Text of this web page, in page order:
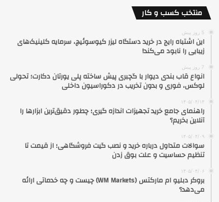
منتخب کسب و کار
5 روز پیش
این اشتباه رایج در خرید دستگاه لیزر کیوسوئیچ، سرمایه کلینیک‌های
زیبایی را نابود می‌کند!
7 روز پیش
انواع قاب بندی دیوار با گچبری پیش ساخته پلی یورتان دکارت؛ تحولی
لوکس، فوری و بدون تخریب در دکوراسیون داخلی
۱۴۰۵/۰۴/۱۴
راهنمای جامع خرید تجهیزات اندازه گیری؛ چطور دقیق‌ترین ابزارها را
آنلاین بخریم؟
۱۴۰۵/۰۴/۰۹
سوالات متداول درباره خرید و نصب گیت فروشگاهی؛ از قیمت تا
تنظیم حساسیت و علت بوق زدن
۱۴۰۵/۰۴/۰۶
بروکر دبلیو ام مارکتس (WM Markets) چیست و چه خدماتی ارائه
می‌دهد؟